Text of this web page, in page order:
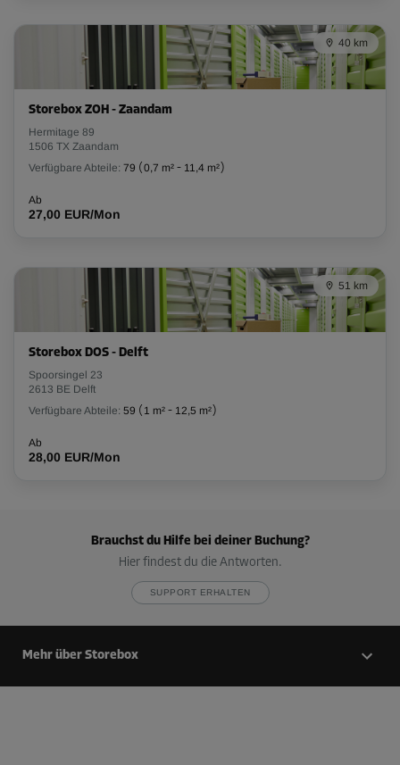
40 km
Storebox ZOH - Zaandam
Hermitage 89
1506 TX Zaandam
Verfügbare Abteile: 79 (0,7 m² - 11,4 m²)
Ab
27,00 EUR/Mon
51 km
Storebox DOS - Delft
Spoorsingel 23
2613 BE Delft
Verfügbare Abteile: 59 ( 1 m² - 12,5 m²)
Ab
28,00 EUR/Mon
Brauchst du Hilfe bei deiner Buchung?
Hier findest du die Antworten.
SUPPORT ERHALTEN
Mehr über Storebox